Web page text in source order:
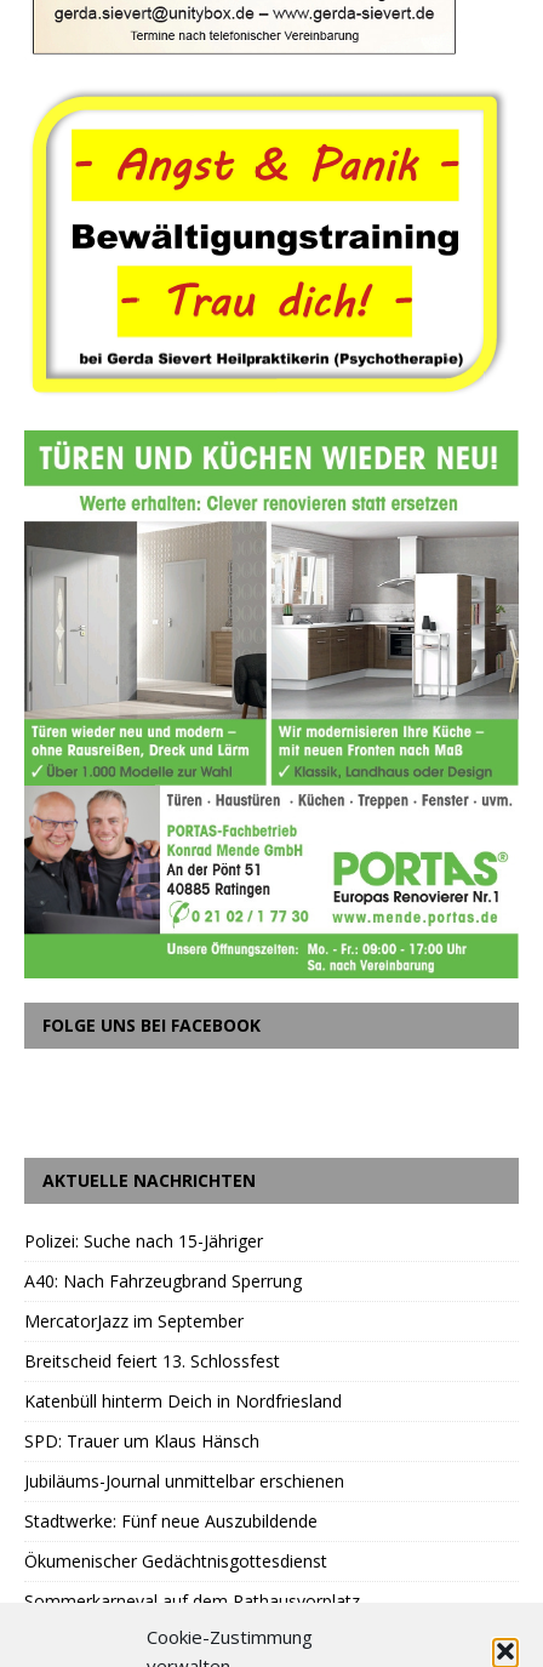
Cookie-Zustimmung
FOLGE UNS BEI FACEBOOK
AKTUELLE NACHRICHTEN
Polizei: Suche nach 15-Jähriger
A40: Nach Fahrzeugbrand Sperrung
MercatorJazz im September
Breitscheid feiert 13. Schlossfest
Katenbüll hinterm Deich in Nordfriesland
SPD: Trauer um Klaus Hänsch
Jubiläums-Journal unmittelbar erschienen
Stadtwerke: Fünf neue Auszubildende
Ökumenischer Gedächtnisgottesdienst
Sommerkarneval auf dem Rathausvorplatz
LAUT Finissage im Kunstbüdchen